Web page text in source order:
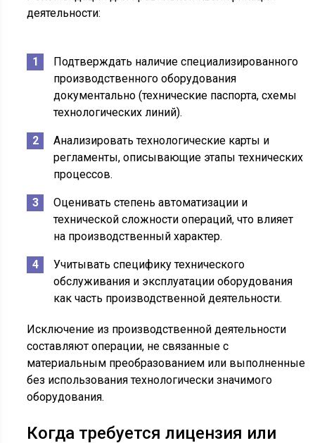
деятельности:
Подтверждать наличие специализированного
производственного оборудования
документально (технические паспорта, схемы
технологических линий).
Анализировать технологические карты и
регламенты, описывающие этапы технических
процессов.
Оценивать степень автоматизации и
технической сложности операций, что влияет
на производственный характер.
Учитывать специфику технического
обслуживания и эксплуатации оборудования
как часть производственной деятельности.
Исключение из производственной деятельности
составляют операции, не связанные с
материальным преобразованием или выполненные
без использования технологически значимого
оборудования.
Когда требуется лицензия или